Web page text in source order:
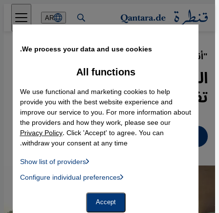
Direkt zum Inhalt springen
AR
"أنا عالق وسط الحرب"·
15.06.2023
السودان: نداء استغاثة في ظل
تفاقم الأزمة الإنسانية
We process your data and use cookies.
All functions
We use functional and marketing cookies to help
provide you with the best website experience and
improve our service to you. For more information about
the providers and how they work, please see our
Privacy Policy. Click 'Accept' to agree. You can
withdraw your consent at any time.
Show list of providers
Instagram Embed, Twitter Embed, Youtube Embed
Facebook Embed / Facebook Connect
Configure individual preferences
Accept